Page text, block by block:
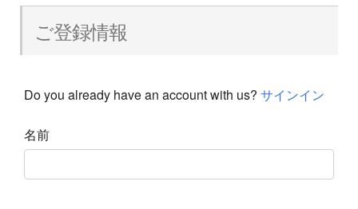
ご登録情報
Do you already have an account with us? サインイン
名前